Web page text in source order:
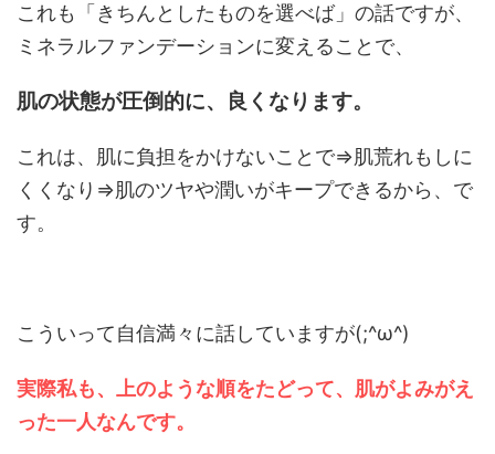
これも「きちんとしたものを選べば」の話ですが、
ミネラルファンデーションに変えることで、
肌の状態が圧倒的に、良くなります。
これは、肌に負担をかけないことで⇒肌荒れもしに
くくなり⇒肌のツヤや潤いがキープできるから、で
す。
こういって自信満々に話していますが(;^ω^)
実際私も、上のような順をたどって、肌がよみがえ
った一人なんです。